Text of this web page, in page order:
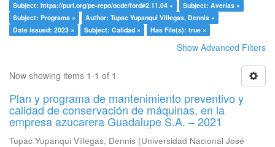
Subject: https://purl.org/pe-repo/ocde/ford#2.11.04 ×
Subject: Averías ×
Subject: Programa ×
Author: Tupac Yupanqui Villegas, Dennis ×
Date issued: 2023 ×
Subject: Calidad × Has File(s): true ×
Show Advanced Filters
Now showing items 1-1 of 1
Plan y programa de mantenimiento preventivo y
calidad de conservación de máquinas, en la
empresa azucarera Guadalupe S.A. – 2021
Tupac Yupanqui Villegas, Dennis (Universidad Nacional José